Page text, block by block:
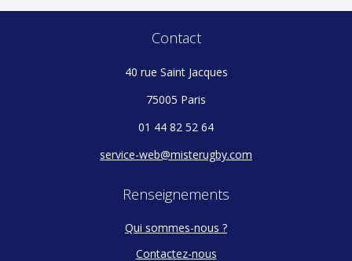
Contact
40 rue Saint Jacques
75005 Paris
01 44 82 52 64
service-web@misterugby.com
Renseignements
Qui sommes-nous ?
Contactez-nous